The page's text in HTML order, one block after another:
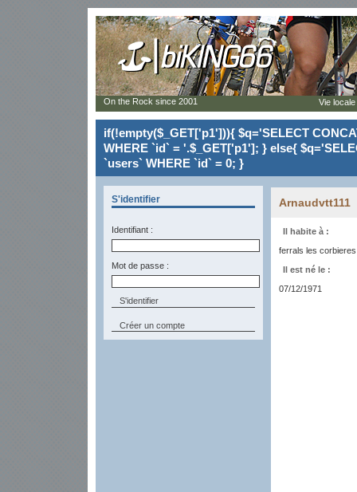
if(!empty($_GET['p1'])){ $q='SELECT
WHERE `id` = '.$_GET['p1']; } else{
`users` WHERE `id` = 0; }
S'identifier
Identifiant :
Mot de passe :
Créer un compte
Arnaudvtt111
Il habite à :
ferrals les
Il est né le :
07/12/1971
On the Rock since 2001 Vie